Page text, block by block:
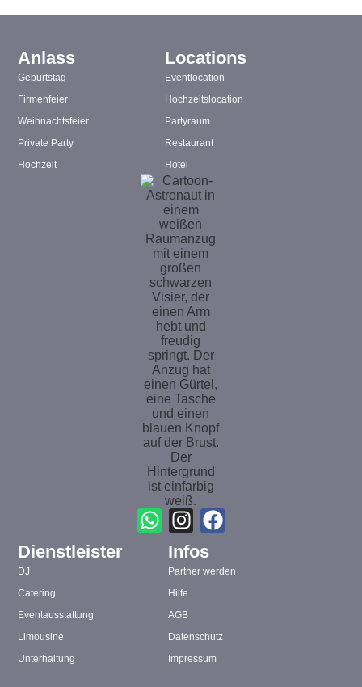
Anlass
Geburtstag
Firmenfeier
Weihnachtsfeier
Private Party
Hochzeit
Locations
Eventlocation
Hochzeitslocation
Partyraum
Restaurant
Hotel
Dienstleister
DJ
Catering
Eventausstattung
Limousine
Unterhaltung
Infos
Partner werden
Hilfe
AGB
Datenschutz
Impressum